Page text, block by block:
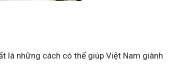
là những cách có thể giúp Việt Nam giành